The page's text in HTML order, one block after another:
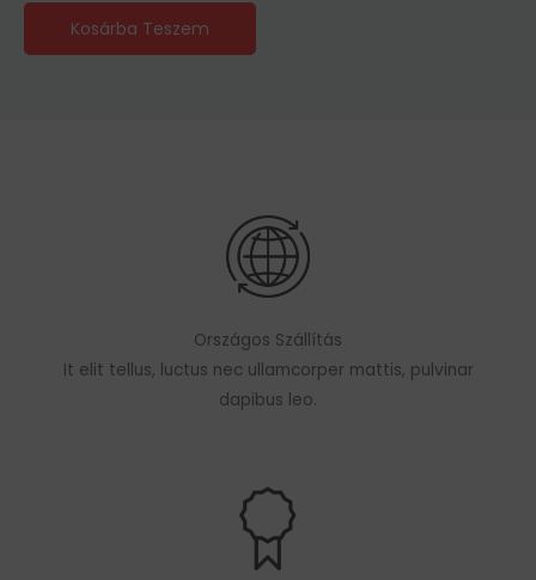
Kosárba Teszem
Országos Szállítás
It elit tellus, luctus nec ullamcorper mattis, pulvinar
dapibus leo.